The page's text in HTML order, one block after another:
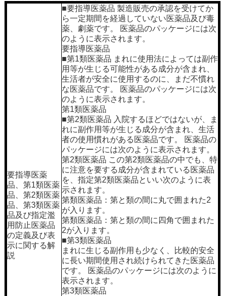
要指導医薬
品、第1類医薬
品、第2類医薬
品、第3類医薬
品及び指定濫
用防止医薬品
の定義及び表
示に関する解
説
■要指導医薬品 製造販売の承認を受けてか
ら一定期間を経過していない医薬品及び毒
薬、劇薬です。 医薬品のパッケージには次
のように表示されます。
要指導医薬品
■第1類医薬品 まれに使用法によっては副作
用等が生じる可能性がある成分が含まれ、
生活者が安全に使用するのに、まだ不慣れ
な医薬品です。 医薬品のパッケージには次
のように表示されます。
第1類医薬品
■第2類医薬品 入院するほどではないが、ま
れに副作用等が生じる成分が含まれ、生活
者の使用慣れがある医薬品です。 医薬品の
パッケージには次のように表示されます。
第2類医薬品 この第2類医薬品の中でも、特
に注意を要する成分が含まれている医薬品
を、指定第2類医薬品といい次のように表
示されます。
第類医薬品：第と類の間に丸で囲まれた2
が入ります。
第類医薬品：第と類の間に四角で囲まれた
2が入ります。
■第3類医薬品
まれに生じる副作用も少なく、比較的安全
に長い期間使用され続けられてきた医薬品
です。 医薬品のパッケージには次のように
表示されます。
第3類医薬品